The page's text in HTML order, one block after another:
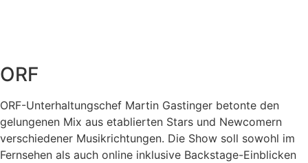
ORF
ORF-Unterhaltungschef Martin Gastinger betonte den
gelungenen Mix aus etablierten Stars und Newcomern
verschiedener Musikrichtungen. Die Show soll sowohl im
Fernsehen als auch online inklusive Backstage-Einblicken